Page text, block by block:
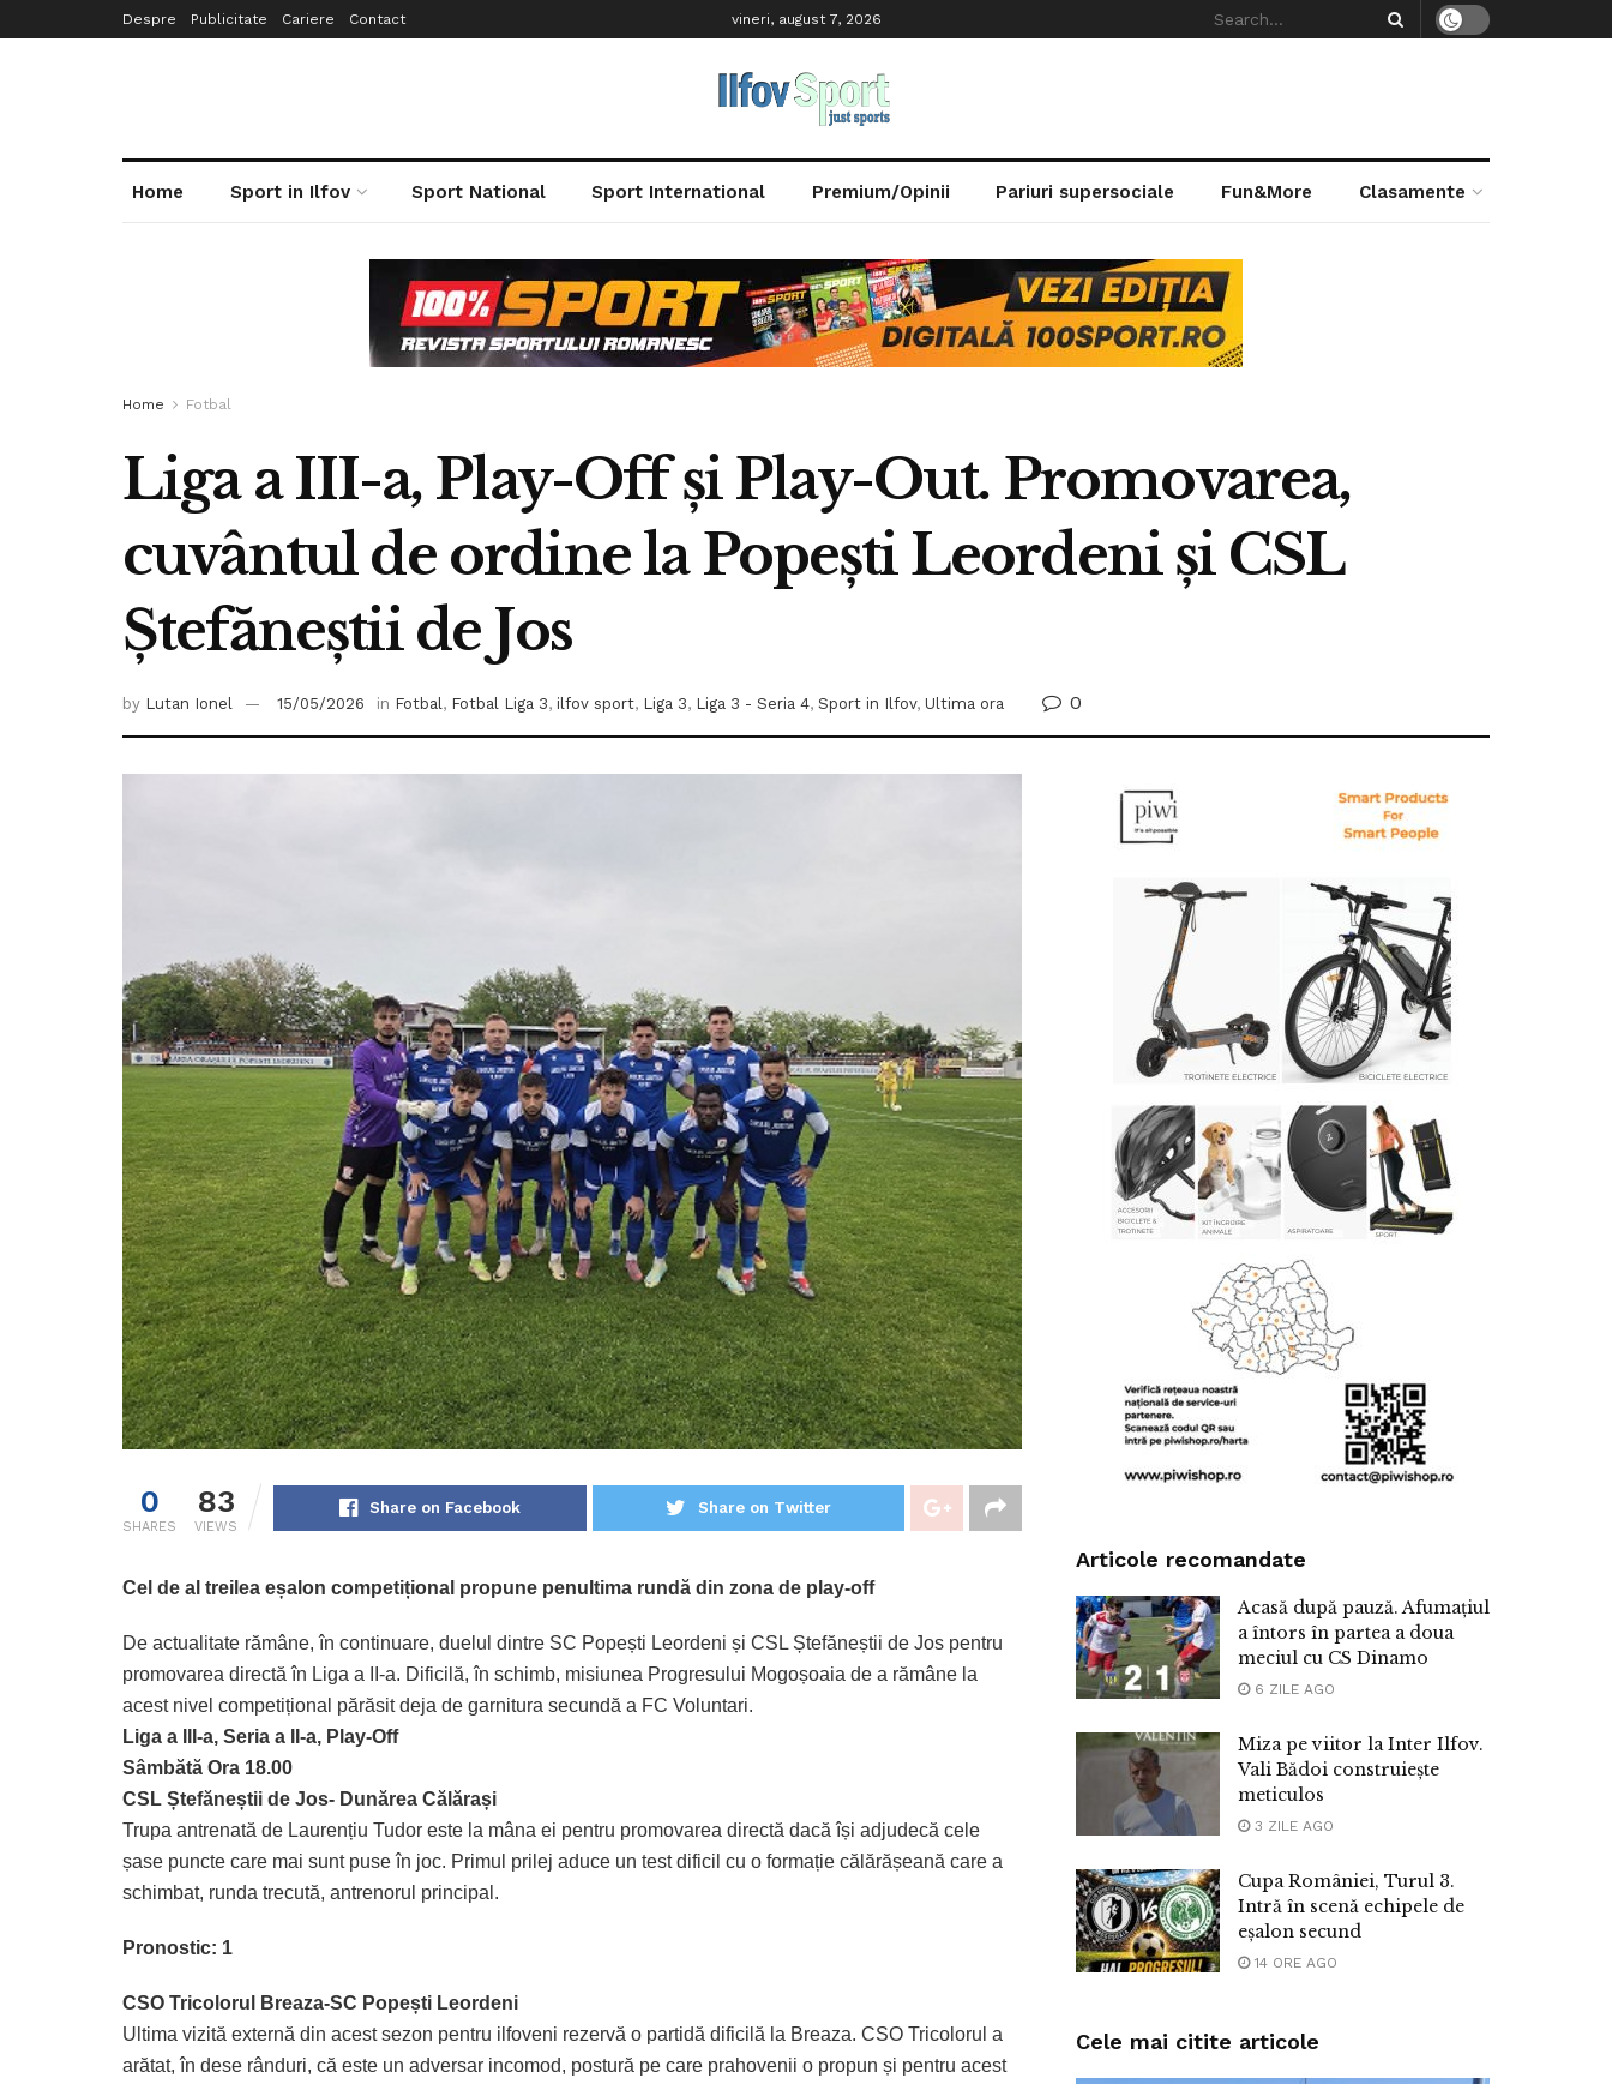
Despre Publicitate Cariere Contact vineri, august 7, 2026
Home Sport in Ilfov Sport National Sport International Premium/Opinii Pariuri supersociale Fun&More Clasamente
Home Fotbal
Liga a III-a, Play-Off și Play-Out. Promovarea,
cuvântul de ordine la Popești Leordeni și CSL
Ștefăneștii de Jos
by Lutan Ionel 15/05/2026 in Fotbal, Fotbal Liga 3, ilfov sport, Liga 3, Liga 3 - Seria 4, Sport in Ilfov, Ultima ora 0
0
SHARES
83
VIEWS
Share on Facebook Share on Twitter
Cel de al treilea eșalon competițional propune penultima rundă din zona de play-off
De actualitate rămâne, în continuare, duelul dintre SC Popești Leordeni și CSL Ștefăneștii de Jos pentru
promovarea directă în Liga a II-a. Dificilă, în schimb, misiunea Progresului Mogoșoaia de a rămâne la
acest nivel competițional părăsit deja de garnitura secundă a FC Voluntari.
Liga a III-a, Seria a II-a, Play-Off
Sâmbătă Ora 18.00
CSL Ștefăneștii de Jos- Dunărea Călărași
Trupa antrenată de Laurențiu Tudor este la mâna ei pentru promovarea directă dacă își adjudecă cele
șase puncte care mai sunt puse în joc. Primul prilej aduce un test dificil cu o formație călărășeană care a
schimbat, runda trecută, antrenorul principal.
Pronostic: 1
CSO Tricolorul Breaza-SC Popești Leordeni
Ultima vizită externă din acest sezon pentru ilfoveni rezervă o partidă dificilă la Breaza. CSO Tricolorul a
arătat, în dese rânduri, că este un adversar incomod, postură pe care prahovenii o propun și pentru acest
Articole recomandate
Acasă după pauză. Afumațiul
a întors în partea a doua
meciul cu CS Dinamo
6 ZILE AGO
Miza pe viitor la Inter Ilfov.
Vali Bădoi construiește
meticulos
3 ZILE AGO
Cupa României, Turul 3.
Intră în scenă echipele de
eșalon secund
14 ORE AGO
Cele mai citite articole